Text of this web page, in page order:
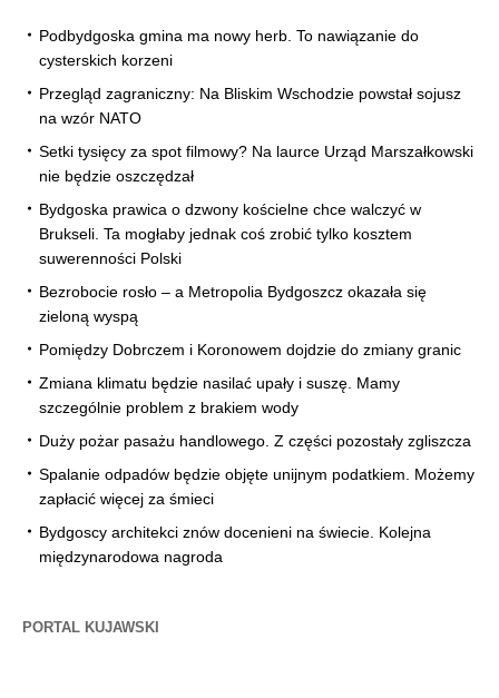
Podbydgoska gmina ma nowy herb. To nawiązanie do
cysterskich korzeni
Przegląd zagraniczny: Na Bliskim Wschodzie powstał sojusz
na wzór NATO
Setki tysięcy za spot filmowy? Na laurce Urząd Marszałkowski
nie będzie oszczędzał
Bydgoska prawica o dzwony kościelne chce walczyć w
Brukseli. Ta mogłaby jednak coś zrobić tylko kosztem
suwerenności Polski
Bezrobocie rosło – a Metropolia Bydgoszcz okazała się
zieloną wyspą
Pomiędzy Dobrczem i Koronowem dojdzie do zmiany granic
Zmiana klimatu będzie nasilać upały i suszę. Mamy
szczególnie problem z brakiem wody
Duży pożar pasażu handlowego. Z części pozostały zgliszcza
Spalanie odpadów będzie objęte unijnym podatkiem. Możemy
zapłacić więcej za śmieci
Bydgoscy architekci znów docenieni na świecie. Kolejna
międzynarodowa nagroda
PORTAL KUJAWSKI